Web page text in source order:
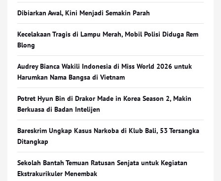
Dibiarkan Awal, Kini Menjadi Semakin Parah
Kecelakaan Tragis di Lampu Merah, Mobil Polisi Diduga Rem
Blong
Audrey Bianca Wakili Indonesia di Miss World 2026 untuk
Harumkan Nama Bangsa di Vietnam
Potret Hyun Bin di Drakor Made in Korea Season 2, Makin
Berkuasa di Badan Intelijen
Bareskrim Ungkap Kasus Narkoba di Klub Bali, 53 Tersangka
Ditangkap
Sekolah Bantah Temuan Ratusan Senjata untuk Kegiatan
Ekstrakurikuler Menembak